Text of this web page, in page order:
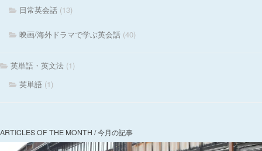
日常英会話 (13)
映画/海外ドラマで学ぶ英会話 (40)
英単語・英文法 (1)
英単語 (1)
ARTICLES OF THE MONTH / 今月の記事